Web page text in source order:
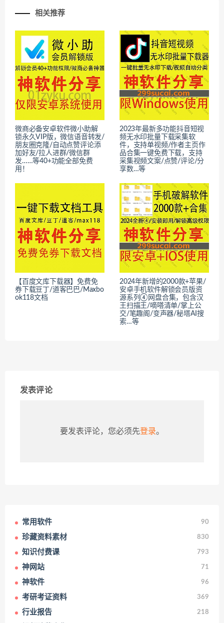
相关推荐
微商必备安卓软件微小助解
锁永久VIP版，微信语音转发/
朋友圈克隆/自动点赞评论添
加好友/拉人进群/微信群
发……等40+功能全部免费
用！
2023年最新多功能抖音短视
频无水印批量下载采集软
件，支持单视频/作者主页作
品合集一键免费下载，支持
采集视频文案/点赞/评论/分
享数…等
【百度文库下载器】免费免
券下载豆丁/道客巴巴/Maxbo
ok118文档
2024年新增的2000款+苹果/
安卓手机软件解锁会员版资
源系列④网盘合集，包含汉
王扫描王/嘀嗒清单/掌上公
交/笔趣阁/变声器/秘塔AI搜
索…等
发表评论
要发表评论，您必须先登录。
常用软件 90
珍藏资料素材 830
知识付费课 793
神网站 71
神软件 96
考研考证资料 369
行业报告 218